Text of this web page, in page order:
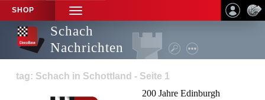
SHOP
TOGGLE
NAVIGATION
Schach
Nachrichten
tag: Schach in Schottland - Seite 1
200 Jahre Edinburgh